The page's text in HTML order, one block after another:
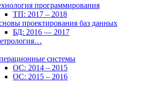
программирования
ТП: 2017 – 2018
проектирования баз данных
БД: 2016 — 2017
системы
ОС: 2014 – 2015
ОС: 2015 – 2016